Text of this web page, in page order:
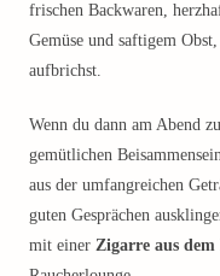
frischen Backwaren,
Gemüse und saftigem
aufbrichst.
Wenn du dann am Abend
gemütlichen
aus der umfangreichen
guten Gesprächen
mit einer Zigarre aus